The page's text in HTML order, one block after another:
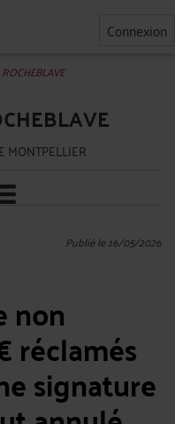
Connexion
MONTPELLIER
Publié le 16/05/2026
non
réclamés
signature